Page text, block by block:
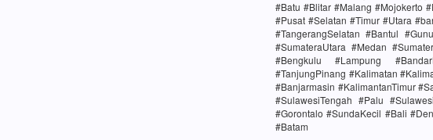
#Batu #Blitar #Malang #Mojokerto
#Pusat #Selatan #Timur #Utara
#TangerangSelatan #Bantul
#SumateraUtara #Medan
#Bengkulu #Lampung
#TanjungPinang #Kalimatan
#Banjarmasin #KalimantanTimur
#SulawesiTengah #Palu
#Gorontalo #SundaKecil #Bali
#Batam